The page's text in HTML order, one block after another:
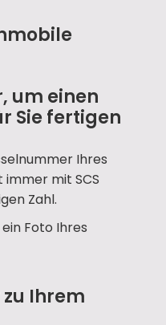
um einen
Sie fertigen
Ihres
immer mit SCS
Zahl.
Foto Ihres
Ihrem